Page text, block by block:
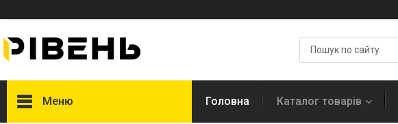
Меню Головна Каталог товарів